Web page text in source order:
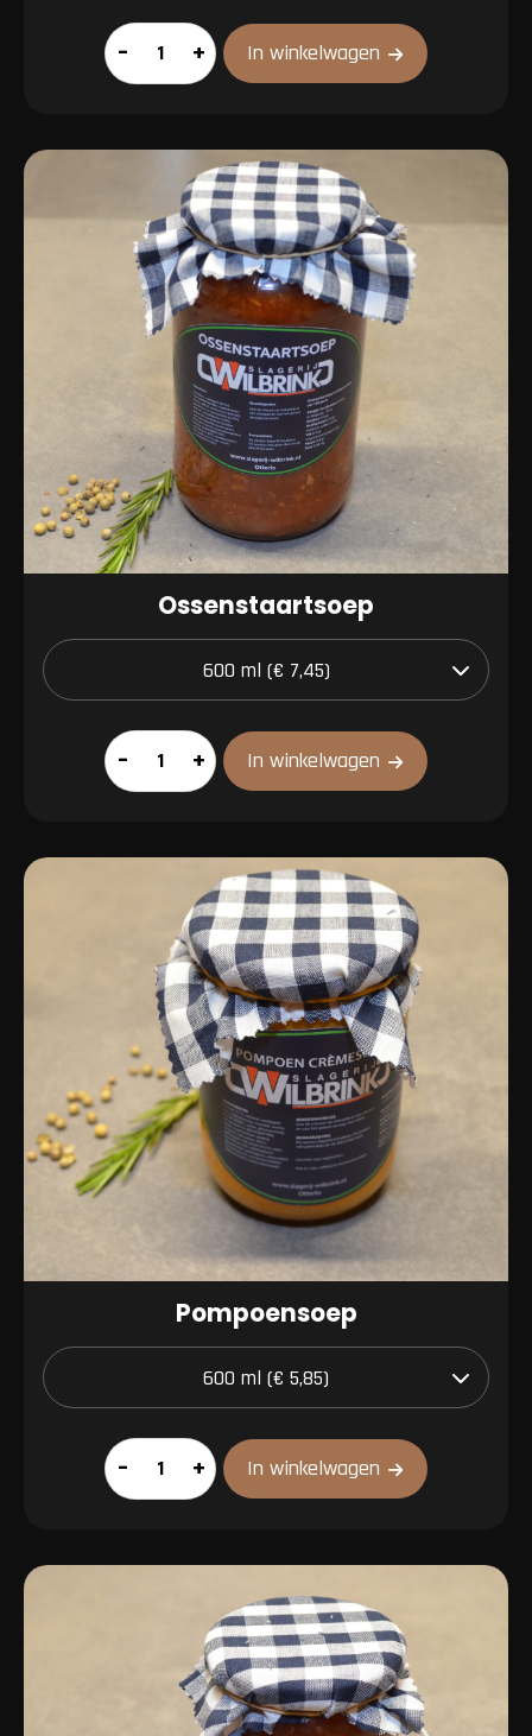
Mosterdsoep
aantal
– + In winkelwagen
Ossenstaartsoep
Ossenstaartsoep
aantal
– + In winkelwagen
Pompoensoep
Pompoensoep
aantal
– + In winkelwagen